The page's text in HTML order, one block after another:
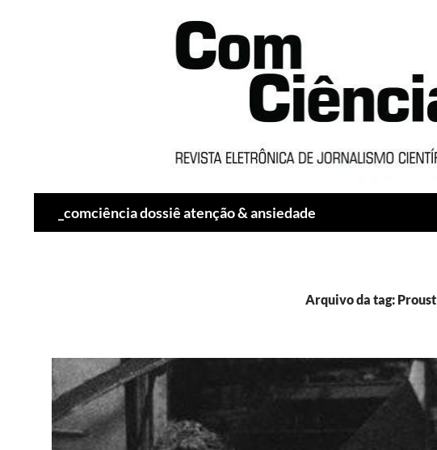
_comciência dossiê atenção & ansiedade
Arquivo da tag: Proust